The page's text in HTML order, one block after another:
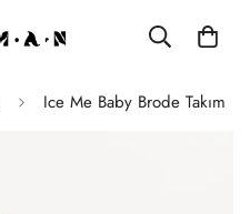
Ice Me Baby Brode Takım